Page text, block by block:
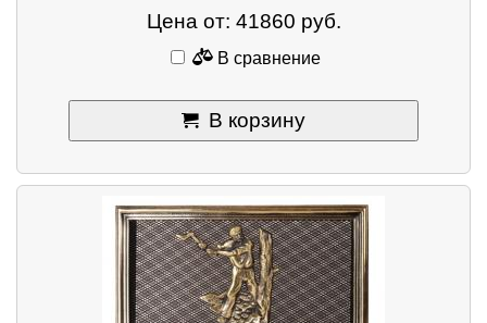
Цена от: 41860 руб.
В сравнение
В корзину